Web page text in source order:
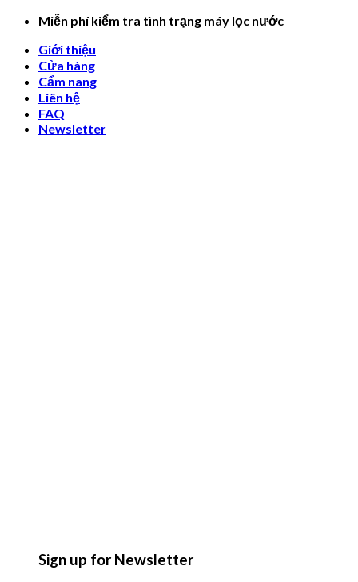
Skip
content
Miễn phí kiểm tra tình trạng máy lọc nước
Giới thiệu
Cửa hàng
Cẩm nang
Liên hệ
FAQ
Newsletter
Sign up for Newsletter